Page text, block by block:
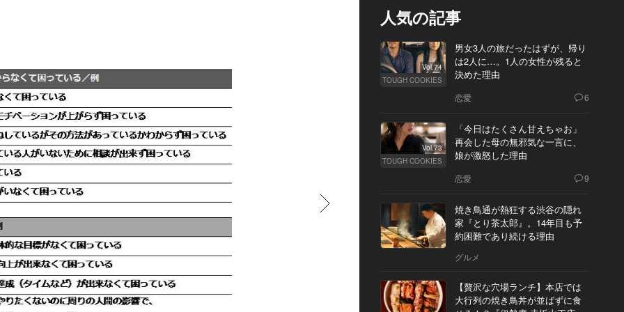
人気の記事
Vol.74
TOUGH COOKIES
男女3人の旅だったはずが、帰り
は2人に…。1人の女性が残ると
決めた理由
恋愛 6
Vol.73
TOUGH COOKIES
「今日はたくさん甘えちゃお」
再会した母の無邪気な一言に、
娘が激怒した理由
恋愛 9
焼き鳥通が熱狂する渋谷の隠れ
家『とり茶太郎』。14年目も予
約困難であり続ける理由
グルメ
【贅沢な穴場ランチ】本店では
大行列の焼き鳥丼が並ばずに食